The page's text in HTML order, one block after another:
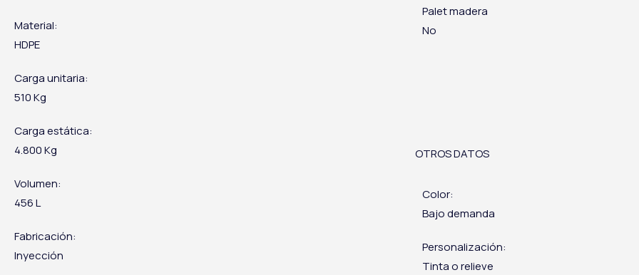
Material:
HDPE
Carga unitaria:
510 Kg
Carga estática:
4.800 Kg
Volumen:
456 L
Fabricación:
Inyección
Palet madera
No
OTROS DATOS
Color:
Bajo demanda
Personalización:
Tinta o relieve